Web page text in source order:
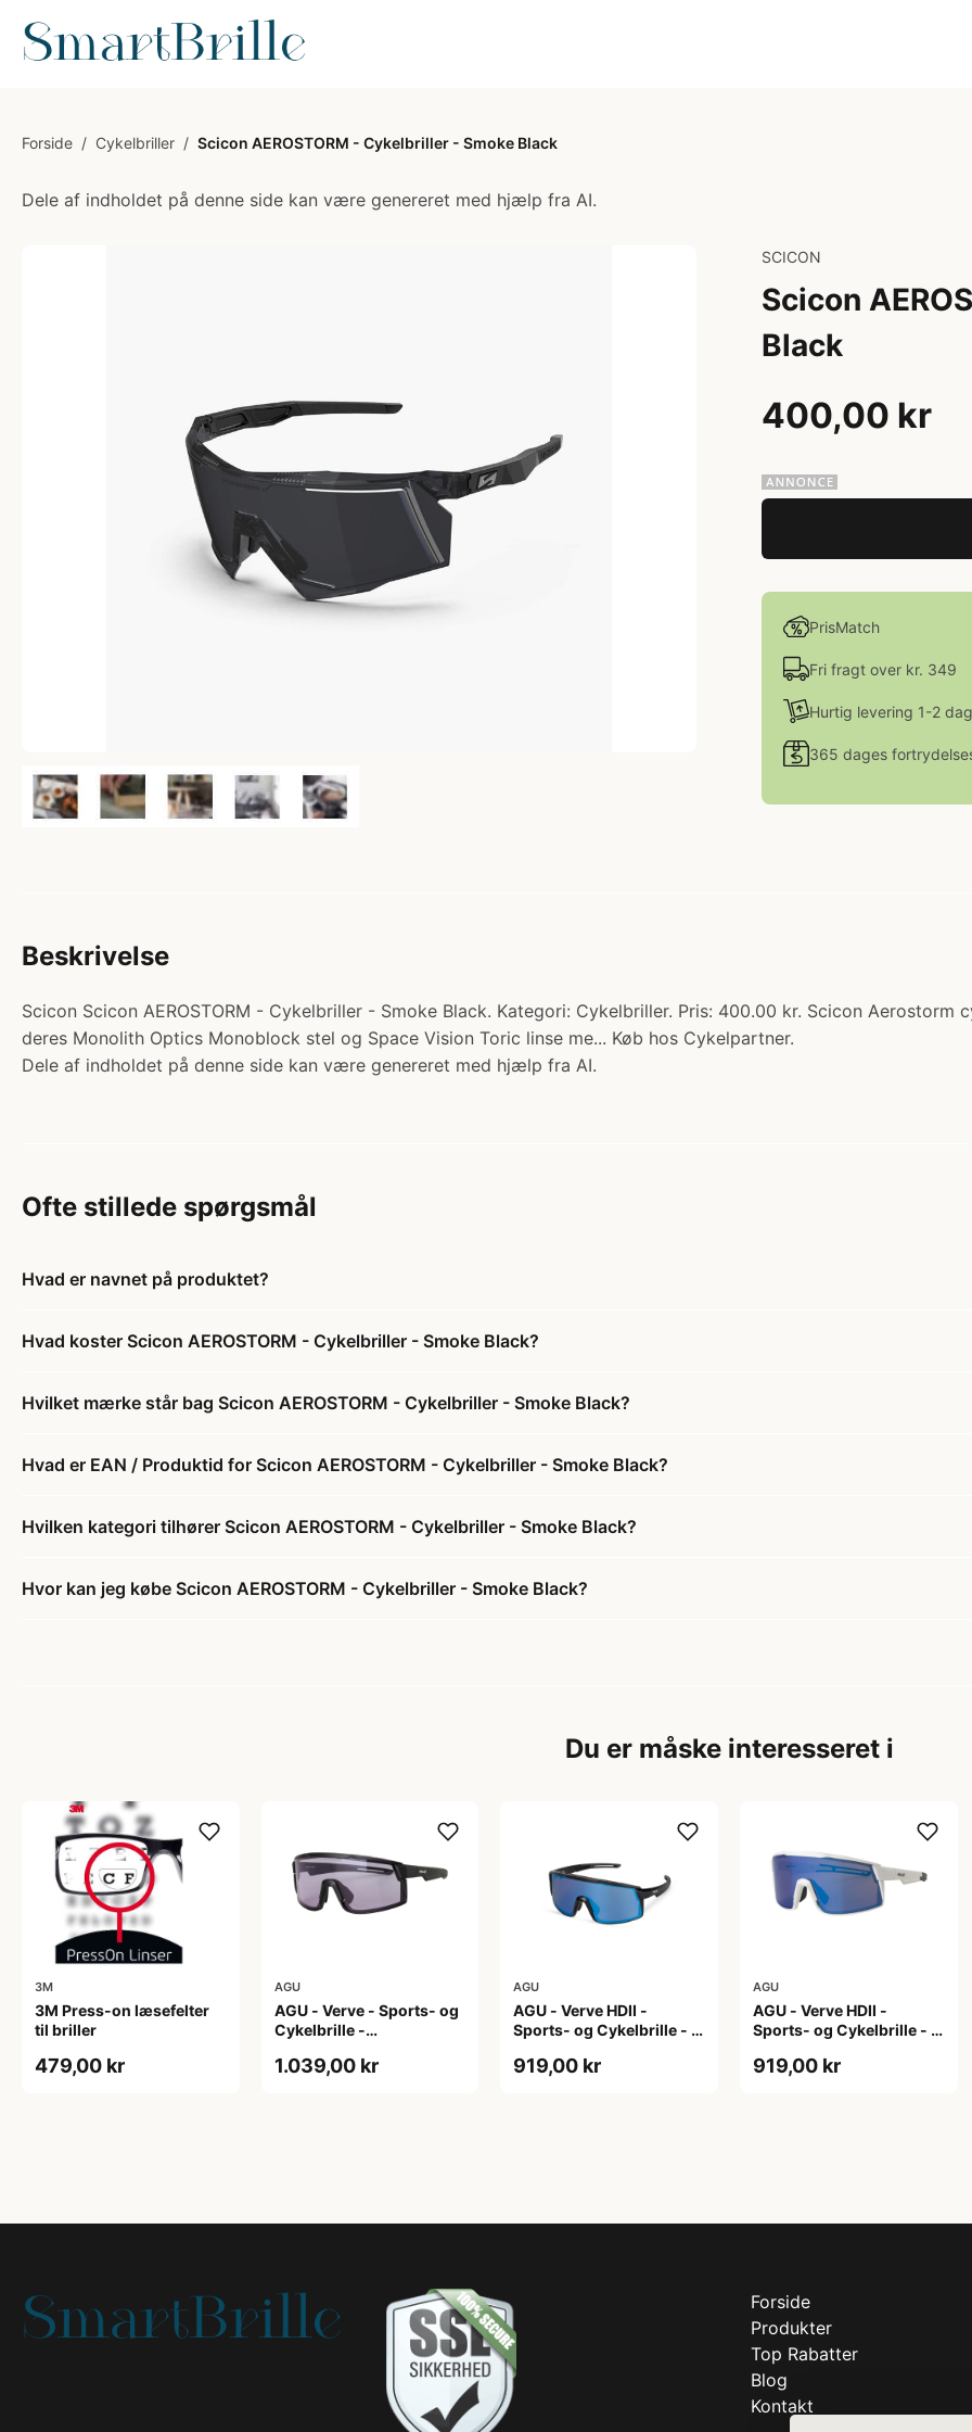
Forside / Cykelbriller / Scicon AEROSTORM - Cykelbriller - Smoke Black
Dele af indholdet på denne side kan være genereret med hjælp fra AI.
SCICON
Scicon
Black
400,00 kr
PrisMatch
Fri fragt over kr. 349
Hurtig levering 1-2
365 dages
Beskrivelse
Scicon Scicon AEROSTORM - Cykelbriller - Smoke Black. Kategori: Cykelbriller. Pris: 400.00 kr. Scicon
deres Monolith Optics Monoblock stel og Space Vision Toric linse me... Køb hos Cykelpartner.
Dele af indholdet på denne side kan være genereret med hjælp fra AI.
Ofte stillede spørgsmål
Hvad er navnet på produktet?
Hvad koster Scicon AEROSTORM - Cykelbriller - Smoke Black?
Hvilket mærke står bag Scicon AEROSTORM - Cykelbriller - Smoke Black?
Hvad er EAN / Produktid for Scicon AEROSTORM - Cykelbriller - Smoke Black?
Hvilken kategori tilhører Scicon AEROSTORM - Cykelbriller - Smoke Black?
Hvor kan jeg købe Scicon AEROSTORM - Cykelbriller - Smoke Black?
Du er måske interesseret i
3M
3M Press-on læsefelter
til briller
479,00 kr
AGU
AGU - Verve - Sports- og
Cykelbrille -
Sort
1.039,00 kr
AGU
AGU - Verve HDII -
Sports- og Cykelbrille - 3
919,00 kr
AGU
AGU - Verve HDII -
Sports- og Cykelbrille - 3
919,00 kr
Forside
Produkter
Top Rabatter
Blog
Kontakt